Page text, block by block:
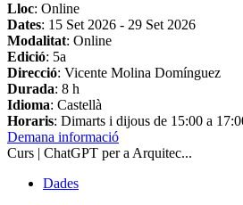
Lloc: Online
Dates: 15 Set 2026 - 29 Set 2026
Modalitat: Online
Edició: 5a
Direcció: Vicente Molina Domínguez
Durada: 8 h
Idioma: Castellà
Horaris: Dimarts i dijous de 15:00 a
Demana informació
Curs | ChatGPT per a Arquitec...
Dades